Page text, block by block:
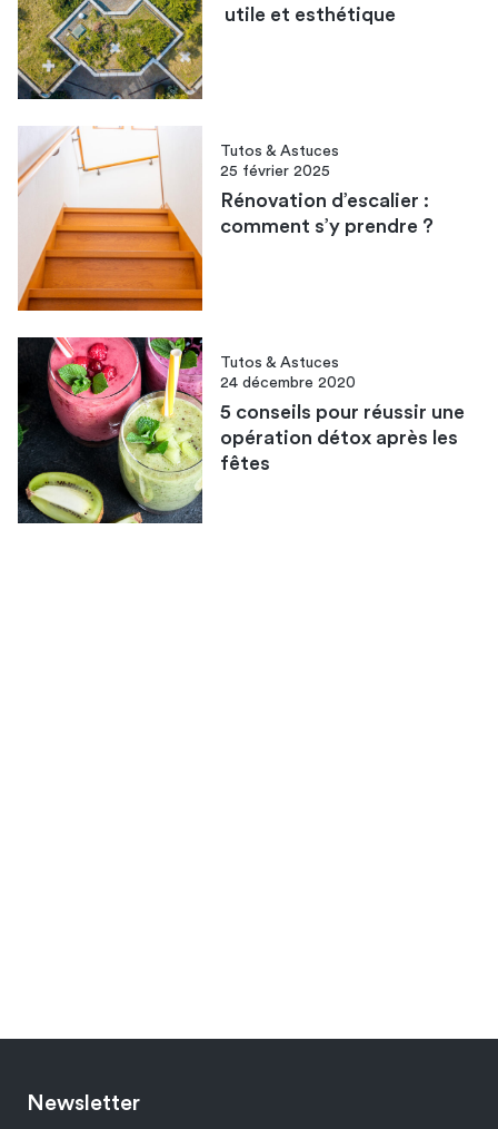
utile et esthétique
Tutos & Astuces
25 février 2025
Rénovation d’escalier :
comment s’y prendre ?
Tutos & Astuces
24 décembre 2020
5 conseils pour réussir une
opération détox après les
fêtes
Newsletter